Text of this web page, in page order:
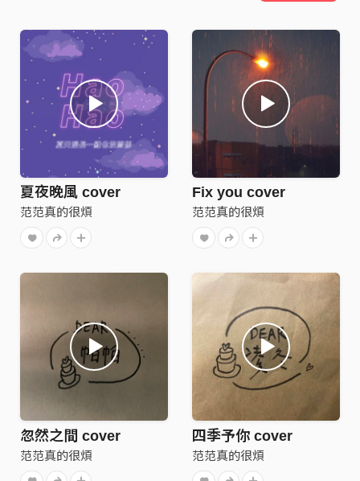
夏夜晚風 cover
范范真的很煩
Fix you cover
范范真的很煩
忽然之間 cover
范范真的很煩
四季予你 cover
范范真的很煩